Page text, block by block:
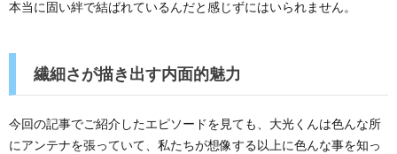
本当に固い絆で結ばれているんだと感じずにはいられません。
繊細さが描き出す内面的魅力
今回の記事でご紹介したエピソードを見ても、大光くんは色んな所
にアンテナを張っていて、私たちが想像する以上に色んな事を知っ